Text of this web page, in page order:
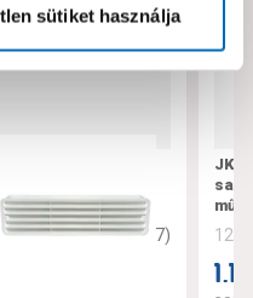
sütiket használja
szellőzőrács
fehér,
4.7 7)
Ft
JKH